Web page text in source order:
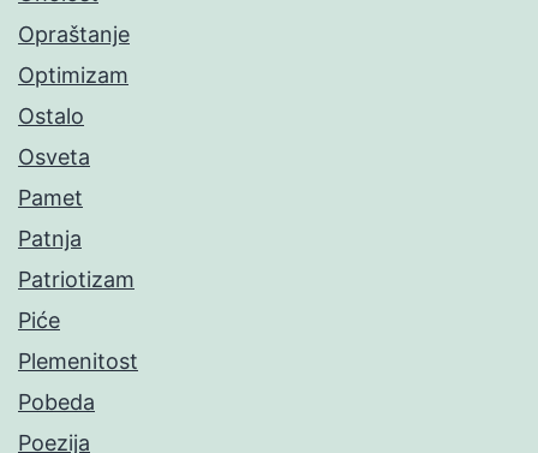
Opraštanje
Optimizam
Ostalo
Osveta
Pamet
Patnja
Patriotizam
Piće
Plemenitost
Pobeda
Poezija